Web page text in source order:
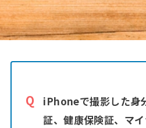
iPhoneで撮影した身
証、健康保険証、マ